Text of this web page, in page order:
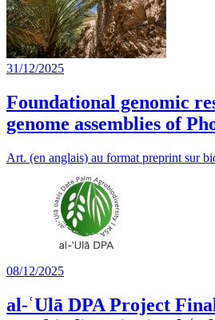
31/12/2025
Foundational genomic
genome assemblies of
Art. (en anglais) au format preprint sur
08/12/2025
al-ʿUlā DPA Project